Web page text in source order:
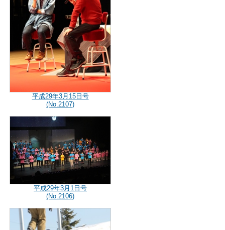
平成29年3月15日号
(No.2107)
平成29年3月1日号
(No.2106)